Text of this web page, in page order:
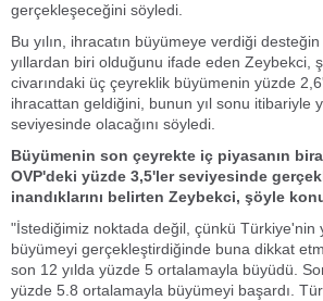
gerçekleşeceğini söyledi.
Bu yılın, ihracatın büyümeye verdiği
yıllardan biri olduğunu ifade eden Zeybekci,
civarındaki üç çeyreklik büyümenin yüzde
ihracattan geldiğini, bunun yıl sonu itibariyle
seviyesinde olacağını söyledi.
Büyümenin son çeyrekte iç piyasanın
OVP'deki yüzde 3,5'ler seviyesinde
inandıklarını belirten Zeybekci, şöyle
"İstediğimiz noktada değil, çünkü Türkiye'nin
büyümeyi gerçekleştirdiğinde buna dikkat
son 12 yılda yüzde 5 ortalamayla büyüdü.
yüzde 5.8 ortalamayla büyümeyi başardı.